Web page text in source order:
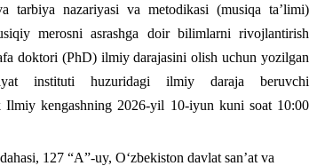
tarbiya nazariyasi va metodikasi (musiqa ta’limi)
merosni asrashga doir bilimlarni rivojlantirish
doktori (PhD) ilmiy darajasini olish uchun yozilgan
instituti huzuridagi ilmiy daraja beruvchi
kengashning 2026-yil 10-iyun kuni soat 10:00
127 “A”-uy, O‘zbekiston davlat san’at va